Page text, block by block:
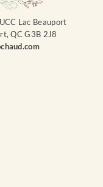
Lac Beauport
QC G3B 2J8